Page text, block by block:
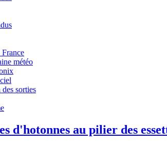
météo
sorties
d'hotonnes au pilier des